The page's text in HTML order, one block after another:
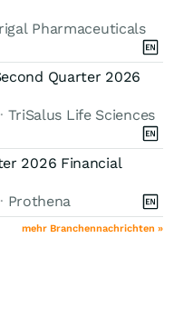
Pharmaceuticals
Quarter 2026
TriSalus Life Sciences
2026 Financial
Prothena
mehr Branchennachrichten »